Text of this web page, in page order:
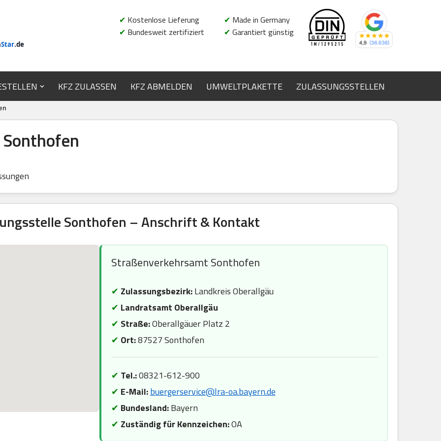
Star.de
✔ Kostenlose Lieferung
✔ Bundesweit zertifiziert
✔ Made in Germany
✔ Garantiert günstig
KFZ ZULASSEN KFZ ABMELDEN UMWELTPLAKETTE ZULASSUNGSSTELLEN
Sonthofen – Anschrift & Kontakt
Straßenverkehrsamt Sonthofen
✔ Zulassungsbezirk:Landkreis Oberallgäu
✔ Landratsamt Oberallgäu
✔ Straße:Oberallgäuer Platz 2
✔ Ort:87527 Sonthofen
✔ Tel.:08321-612-900
✔ E-Mail: buergerservice@lra-oa.bayern.de
✔ Bundesland:Bayern
✔ Zuständig für Kennzeichen:OA